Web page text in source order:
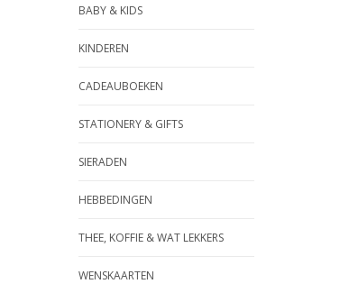
BABY & KIDS
KINDEREN
CADEAUBOEKEN
STATIONERY & GIFTS
SIERADEN
HEBBEDINGEN
THEE, KOFFIE & WAT LEKKERS
WENSKAARTEN